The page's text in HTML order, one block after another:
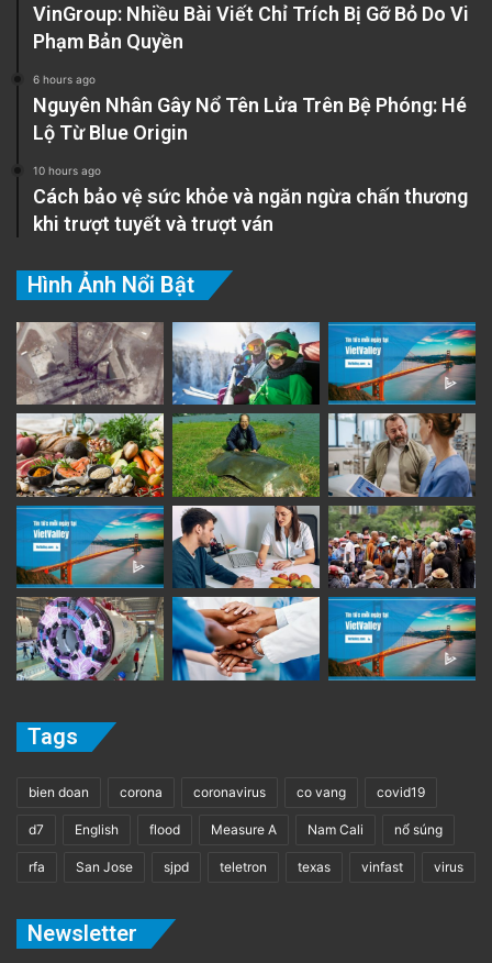
VinGroup: Nhiều Bài Viết Chỉ Trích Bị Gỡ Bỏ Do Vi
Phạm Bản Quyền
6 hours ago
Nguyên Nhân Gây Nổ Tên Lửa Trên Bệ Phóng: Hé
Lộ Từ Blue Origin
10 hours ago
Cách bảo vệ sức khỏe và ngăn ngừa chấn thương
khi trượt tuyết và trượt ván
Hình Ảnh Nổi Bật
Tags
bien doan corona coronavirus co vang covid19
d7 English flood Measure A Nam Cali nổ súng
rfa San Jose sjpd teletron texas vinfast virus
Newsletter